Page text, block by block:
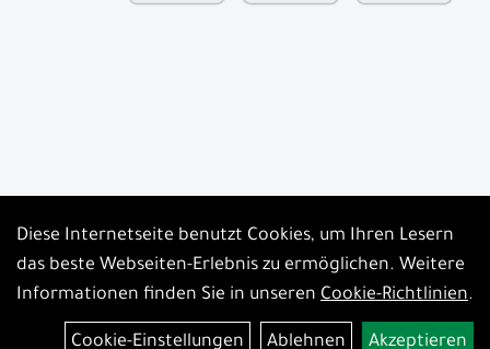
Diese Internetseite benutzt Cookies, um Ihren Lesern
das beste Webseiten-Erlebnis zu ermöglichen. Weitere
Informationen finden Sie in unseren Cookie-Richtlinien.
Cookie-Einstellungen Ablehnen Akzeptieren
Auftrag widerrufen